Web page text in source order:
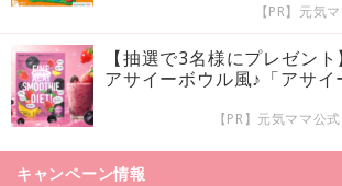
【PR】元気
【抽選で3名様にプレゼン
アサイーボウル風♪「アサイ
【PR】元気ママ公式
キャンペーン情報